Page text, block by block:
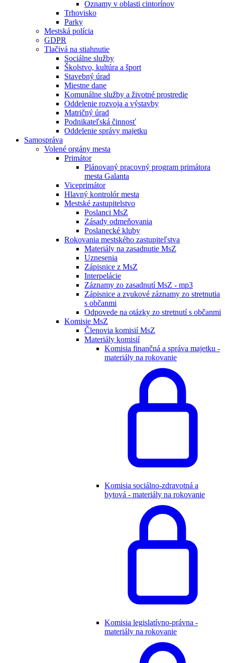
Oznamy v oblasti cintorínov
Trhovisko
Parky
Mestská polícia
GDPR
Tlačivá na stiahnutie
Sociálne služby
Školstvo, kultúra a šport
Stavebný úrad
Miestne dane
Komunálne služby a životné prostredie
Oddelenie rozvoja a výstavby
Matričný úrad
Podnikateľská činnosť
Oddelenie správy majetku
Samospráva
Volené orgány mesta
Primátor
Plánovaný pracovný program primátora
mesta Galanta
Viceprimátor
Hlavný kontrolór mesta
Mestské zastupitelstvo
Poslanci MsZ
Zásady odmeňovania
Poslanecké kluby
Rokovania mestského zastupiteľstva
Materiály na zasadnutie MsZ
Uznesenia
Zápisnice z MsZ
Interpelácie
Záznamy zo zasadnutí MsZ - mp3
Zápisnice a zvukové záznamy zo stretnutia
s občanmi
Odpovede na otázky zo stretnutí s občanmi
Komisie MsZ
Členovia komisií MsZ
Materiály komisií
Komisia finančná a správa majetku -
materiály na rokovanie
Komisia sociálno-zdravotná a
bytová - materiály na rokovanie
Komisia legislatívno-právna -
materiály na rokovanie